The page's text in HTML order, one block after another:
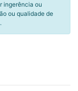
ingerência ou
ou qualidade de